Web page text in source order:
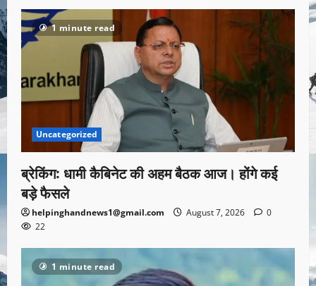
1 minute read
Uncategorized
ब्रेकिंग: धामी कैबिनेट की अहम बैठक आज। होंगे कई
बड़े फैसले
helpinghandnews1@gmail.com August 7, 2026
0
22
1 minute read